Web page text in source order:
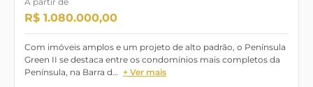
A partir de
R$ 1.080.000,00
Com imóveis amplos e um projeto de alto padrão, o Península
Green II se destaca entre os condomínios mais completos da
Península, na Barra d… + Ver mais